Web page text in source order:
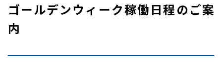
ゴールデンウィーク稼働日程のご案
内